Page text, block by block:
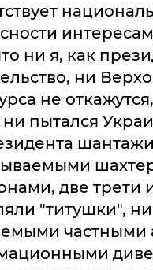
ни я, как
ни
не
пытался
две трети
"титушки",
частными